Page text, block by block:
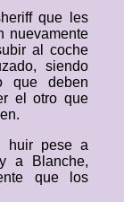
que les
nuevamente
al coche
siendo
que deben
el otro que
huir pese a
a Blanche,
que los